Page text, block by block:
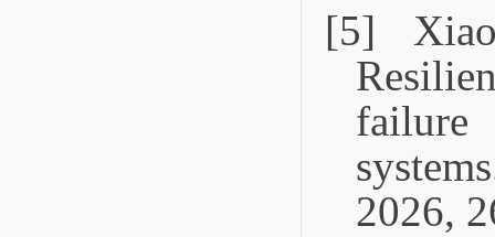
[5]
2026,